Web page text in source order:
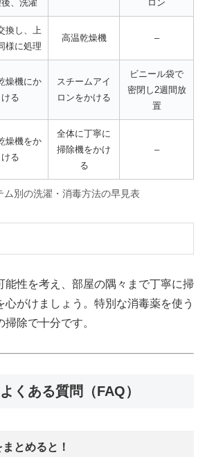
ム別の洗濯・消毒方法の早見表
、洗濯 ロン
換し、上
様に処理
高温乾燥機 –
燥機にか
ける
スチームアイ
ロンをかける
ビニール袋で
密閉し2週間放
置
燥機をか
ける
全体に丁寧に
掃除機をかけ
る
–
能性を考え、部屋の隅々まで丁寧に掃
心がけましょう。特別な消毒薬を使う
除で十分です。
くある質問（FAQ）
とめると！